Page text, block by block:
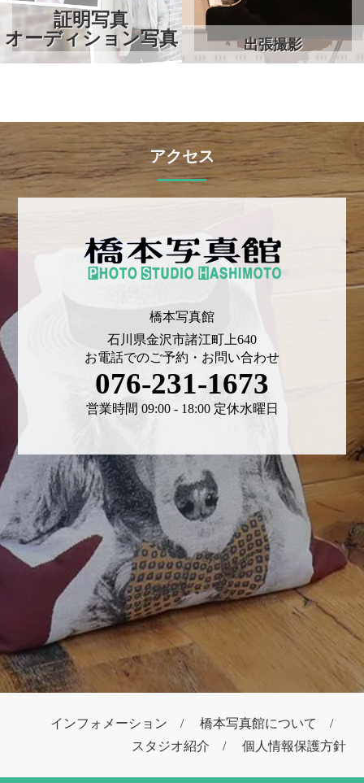
証明写真
オーディション写真
出張撮影
アクセス
橋本写真館
石川県金沢市諸江町上640
お電話でのご予約・お問い合わせ
076-231-1673
営業時間 09:00 - 18:00 定休水曜日
インフォメーション
橋本写真館について
スタジオ紹介
個人情報保護方針